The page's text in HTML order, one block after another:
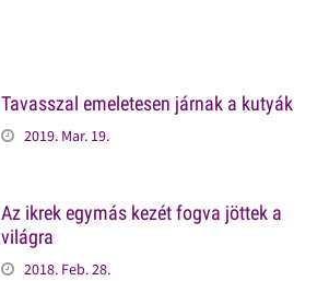
Tavasszal emeletesen járnak a kutyák
2019. Mar. 19.
Az ikrek egymás kezét fogva jöttek a
világra
2018. Feb. 28.